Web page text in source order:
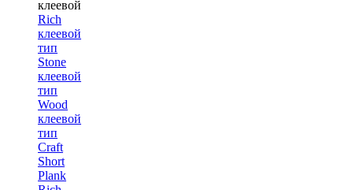
клеевой
Rich
клеевой
тип
Stone
клеевой
тип
Wood
клеевой
тип
Craft
Short
Plank